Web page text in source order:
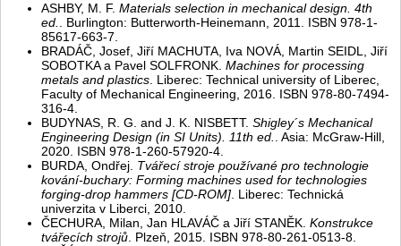
ASHBY, M. F. Materials selection in mechanical design. 4th
ed.. Burlington: Butterworth-Heinemann, 2011. ISBN 978-1-
85617-663-7.
BRADÁČ, Josef, Jiří MACHUTA, Iva NOVÁ, Martin SEIDL, Jiří
SOBOTKA a Pavel SOLFRONK. Machines for processing
metals and plastics. Liberec: Technical university of Liberec,
Faculty of Mechanical Engineering, 2016. ISBN 978-80-7494-
316-4.
BUDYNAS, R. G. and J. K. NISBETT. Shigley´s Mechanical
Engineering Design (in SI Units). 11th ed.. Asia: McGraw-Hill,
2020. ISBN 978-1-260-57920-4.
BURDA, Ondřej. Tvářecí stroje používané pro technologie
kování-buchary: Forming machines used for technologies
forging-drop hammers [CD-ROM]. Liberec: Technická
univerzita v Liberci, 2010.
ČECHURA, Milan, Jan HLAVÁČ a Jiří STANĚK. Konstrukce
tvářecích strojů. Plzeň, 2015. ISBN 978-80-261-0513-8.